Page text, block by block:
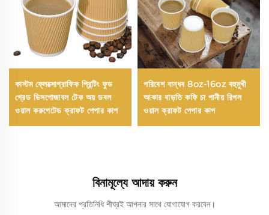
কাস্টম ফ্লেক্সোগ্রাফিক প্রিন্টিং ফুড
গ্রেড ডিসপোজাবল টেক অয় ডবল
ওয়াল করুগেটেড ক্রাফট পেপার কাপ
পরিবেশ বান্ধব 8oz-16oz বহুমুখী
আকার বাড়তি কফি চা পানীয় রিপল
ওয়াল ক্রাফট পেপার কাপ
বিনামূল্যে আদায় করুন
আমাদের প্রতিনিধি শীঘ্রই আপনার সাথে যোগাযোগ করবেন।